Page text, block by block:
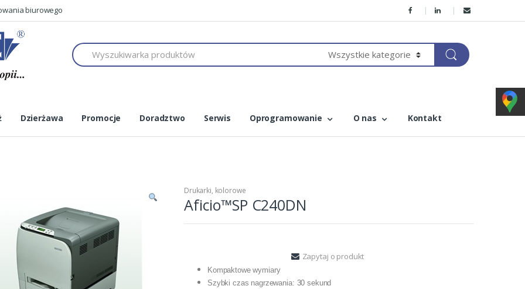
biurowego
Dzierżawa Promocje Doradztwo Serwis Oprogramowanie O nas Kontakt
Drukarki, kolorowe
Aficio™SP C240DN
Zapytaj o produkt
Kompaktowe wymiary
Szybki czas nagrzewania: 30 sekund